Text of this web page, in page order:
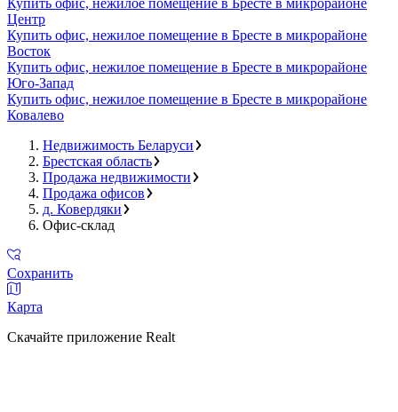
Центр
Купить офис, нежилое помещение в Бресте в микрорайоне
Восток
Купить офис, нежилое помещение в Бресте в микрорайоне
Юго-Запад
Купить офис, нежилое помещение в Бресте в микрорайоне
Ковалево
Недвижимость Беларуси
Брестская область
Продажа недвижимости
Продажа офисов
д. Ковердяки
Офис-склад
Сохранить
Карта
Скачайте приложение Realt